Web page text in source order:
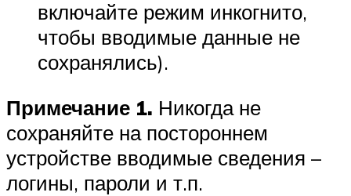
включайте режим инкогнито,
чтобы вводимые данные не
сохранялись).
Примечание 1. Никогда не
сохраняйте на постороннем
устройстве вводимые сведения –
логины, пароли и т.п.